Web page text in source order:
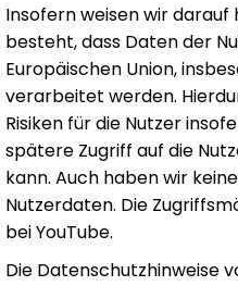
Insofern weisen wir darauf
besteht, dass Daten der
Europäischen Union,
verarbeitet werden.
Risiken für die Nutzer
spätere Zugriff auf die
kann. Auch haben wir
Nutzerdaten. Die
bei YouTube.
Die Datenschutzhinweise